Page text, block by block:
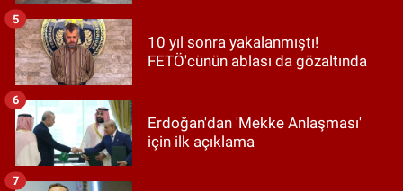
10 yıl sonra yakalanmıştı!
FETÖ'cünün ablası da gözaltında
5
Erdoğan'dan 'Mekke Anlaşması'
için ilk açıklama
6
7